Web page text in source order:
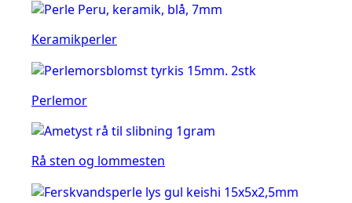
Keramikperler
Perlemor
Rå sten og lommesten